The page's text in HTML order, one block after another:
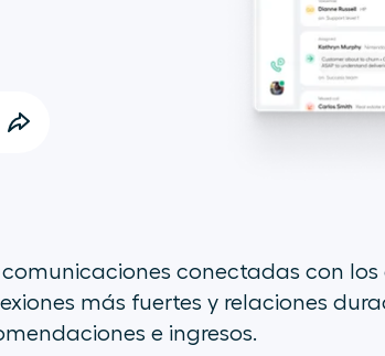
comunicaciones conectadas con
más fuertes y relaciones
e ingresos.